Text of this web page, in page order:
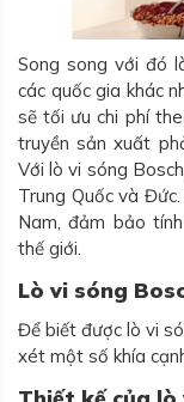
Song song với đó
các quốc gia khác
sẽ tối ưu chi phí
truyền sản xuất
Với lò vi sóng
Trung Quốc và
Nam, đảm bảo
thế giới.
Lò vi sóng
Để biết được lò vi
xét một số khía